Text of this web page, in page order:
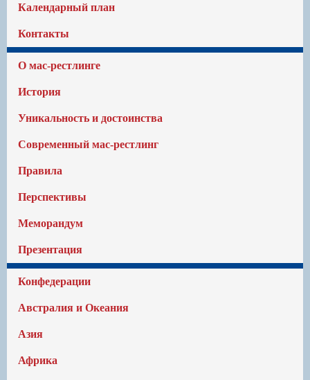
Календарный план
Контакты
О мас-рестлинге
История
Уникальность и достоинства
Современный мас-рестлинг
Правила
Перспективы
Меморандум
Презентация
Конфедерации
Австралия и Океания
Азия
Африка